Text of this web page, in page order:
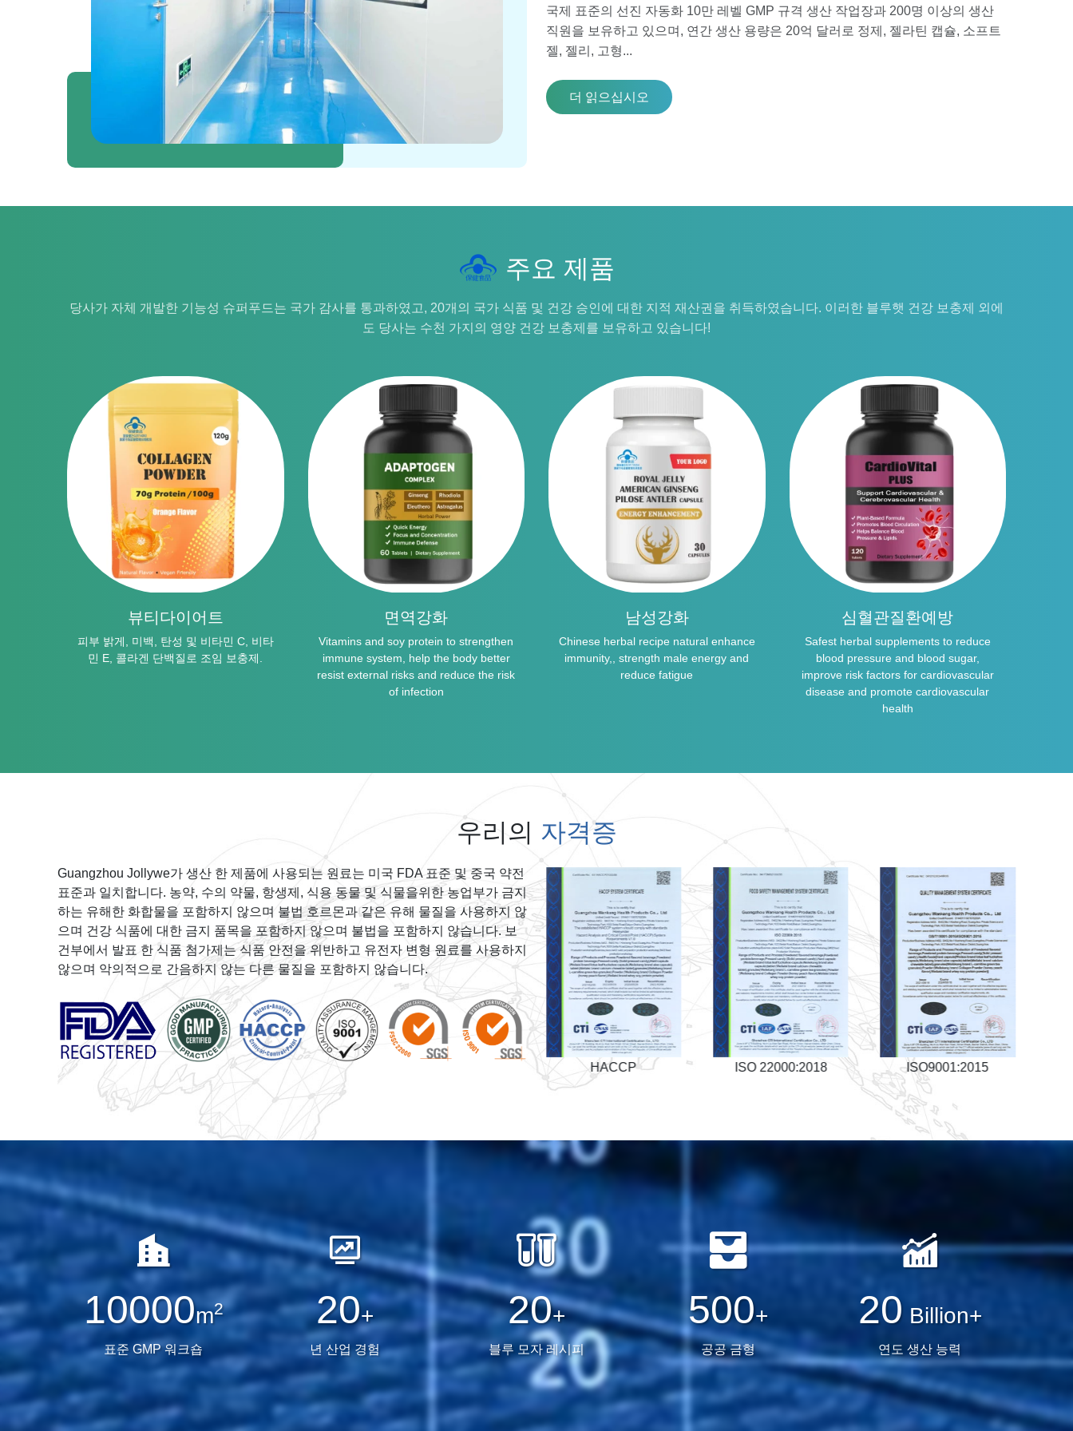
국제 표준의 선진 자동화 10만 레벨 GMP 규격 생산 작업장과 200명 이상의 생산
직원을 보유하고 있으며, 연간 생산 용량은 20억 달러로 정제, 젤라틴 캡슐, 소프트
젤, 젤리, 고형...
더 읽으십시오
주요 제품
당사가 자체 개발한 기능성 슈퍼푸드는 국가 감사를 통과하였고, 20개의 국가 식품 및 건강 승인에 대한 지적 재산권을 취득하였습니다. 이러한 블루햇 건강 보충제 외에
도 당사는 수천 가지의 영양 건강 보충제를 보유하고 있습니다!
뷰티다이어트
피부 밝게, 미백, 탄성 및 비타민 C, 비타
민 E, 콜라겐 단백질로 조임 보충제.
면역강화
Vitamins and soy protein to strengthen
immune system, help the body better
resist external risks and reduce the risk
of infection
남성강화
Chinese herbal recipe natural enhance
immunity,, strength male energy and
reduce fatigue
심혈관질환예방
Safest herbal supplements to reduce
blood pressure and blood sugar,
improve risk factors for cardiovascular
disease and promote cardiovascular
health
우리의 자격증
Guangzhou Jollywe가 생산 한 제품에 사용되는 원료는 미국 FDA 표준 및 중국 약전
표준과 일치합니다. 농약, 수의 약물, 항생제, 식용 동물 및 식물을위한 농업부가 금지
하는 유해한 화합물을 포함하지 않으며 불법 호르몬과 같은 유해 물질을 사용하지 않
으며 건강 식품에 대한 금지 품목을 포함하지 않으며 불법을 포함하지 않습니다. 보
건부에서 발표 한 식품 첨가제는 식품 안전을 위반하고 유전자 변형 원료를 사용하지
않으며 악의적으로 간음하지 않는 다른 물질을 포함하지 않습니다.
ISO 22000:2018 ISO9001:2015 ISO 22000:2018 ISO9001:2015 HACCP
10000m2
표준 GMP 워크숍
20+
년 산업 경험
20+
블루 모자 레시피
500+
공공 금형
20 Billion+
연도 생산 능력